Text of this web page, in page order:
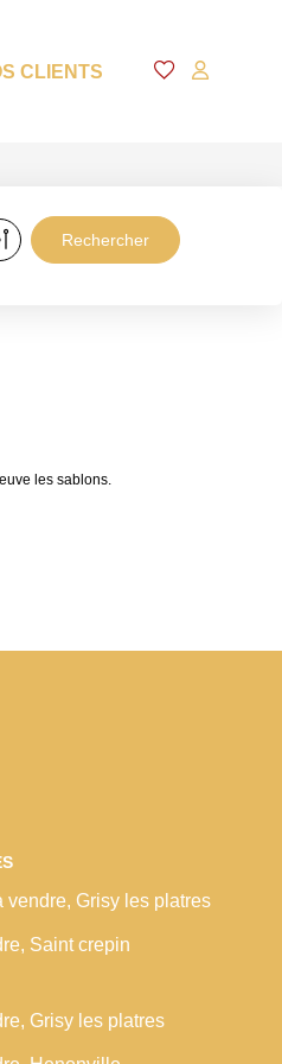
CLIENTS
les sablons.
vendre, Grisy les platres
Saint crepin
Grisy les platres